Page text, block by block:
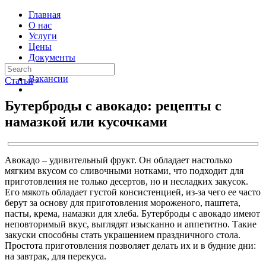
Главная
О нас
Услуги
Цены
Документы
Контакты
Вакансии
Статьи ›
Бутерброды с авокадо: рецепты с
намазкой или кусочками
Авокадо – удивительный фрукт. Он обладает настолько
мягким вкусом со сливочными нотками, что подходит для
приготовления не только десертов, но и несладких закусок.
Его мякоть обладает густой консистенцией, из-за чего ее часто
берут за основу для приготовления мороженого, паштета,
пасты, крема, намазки для хлеба. Бутерброды с авокадо имеют
неповторимый вкус, выглядят изысканно и аппетитно. Такие
закуски способны стать украшением праздничного стола.
Простота приготовления позволяет делать их и в будние дни:
на завтрак, для перекуса.